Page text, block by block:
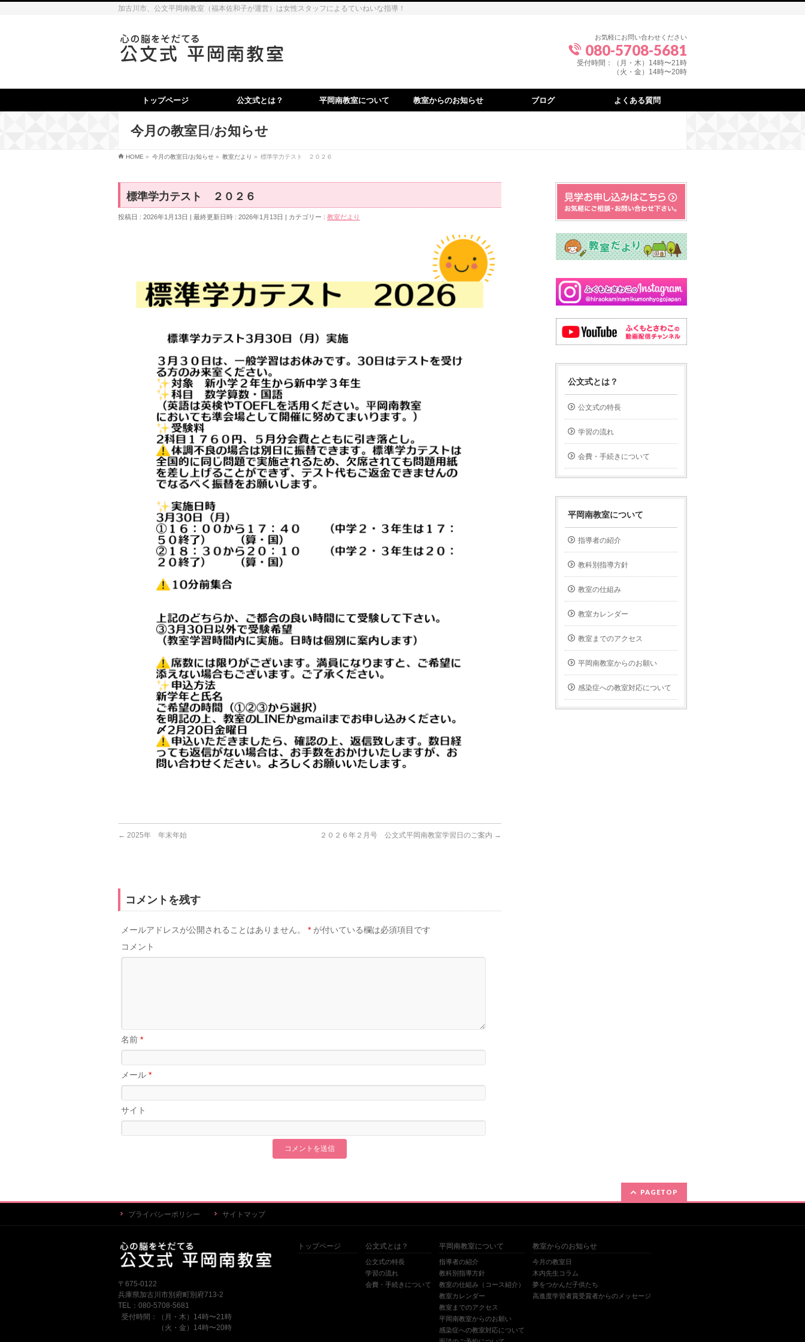
加古川市、公文平岡南教室（福本佐和子が運営）は女性スタッフによるていねいな指導！
お気軽にお問い合わせください
080-5708-5681
受付時間：（月・木）14時〜21時
（火・金）14時〜20時
トップページ 公文式とは？ 平岡南教室について 教室からのお知らせ ブログ よくある質問
今月の教室日/お知らせ
HOME » 今月の教室日/お知らせ » 教室だより » 標準学力テスト ２０２６
標準学力テスト ２０２６
投稿日 : 2026年1月13日 最終更新日時 : 2026年1月13日 カテゴリー : 教室だより
← 2025年 年末年始 ２０２６年２月号 公文式平岡南教室学習日のご案内 →
コメントを残す
メールアドレスが公開されることはありません。 * が付いている欄は必須項目です
コメント
名前 *
メール *
サイト
公文式とは？
公文式の特長
学習の流れ
会費・手続きについて
平岡南教室について
指導者の紹介
教科別指導方針
教室の仕組み
教室カレンダー
教室までのアクセス
平岡南教室からのお願い
感染症への教室対応について
PAGETOP
プライバシーポリシー サイトマップ
〒675-0122
兵庫県加古川市別府町別府713-2
TEL：080-5708-5681
受付時間：（月・木）14時〜21時
（火・金）14時〜20時
トップページ 公文式とは？
公文式の特長
学習の流れ
会費・手続きについて
平岡南教室について
指導者の紹介
教科別指導方針
教室の仕組み（コース紹介）
教室カレンダー
教室までのアクセス
平岡南教室からのお願い
感染症への教室対応について
教室からのお知らせ
今月の教室日
木内先生コラム
夢をつかんだ子供たち
高進度学習者賞受賞者からのメッセージ